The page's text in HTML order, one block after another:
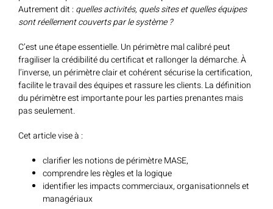
Autrement dit : quelles activités, quels sites et quelles équipes
sont réellement couverts par le système ?
C’est une étape essentielle. Un périmètre mal calibré peut
fragiliser la crédibilité du certificat et rallonger la démarche. À
l’inverse, un périmètre clair et cohérent sécurise la certification,
facilite le travail des équipes et rassure les clients. La définition
du périmètre est importante pour les parties prenantes mais
pas seulement.
Cet article vise à :
clarifier les notions de périmètre MASE,
comprendre les règles et la logique
identifier les impacts commerciaux, organisationnels et
managériaux